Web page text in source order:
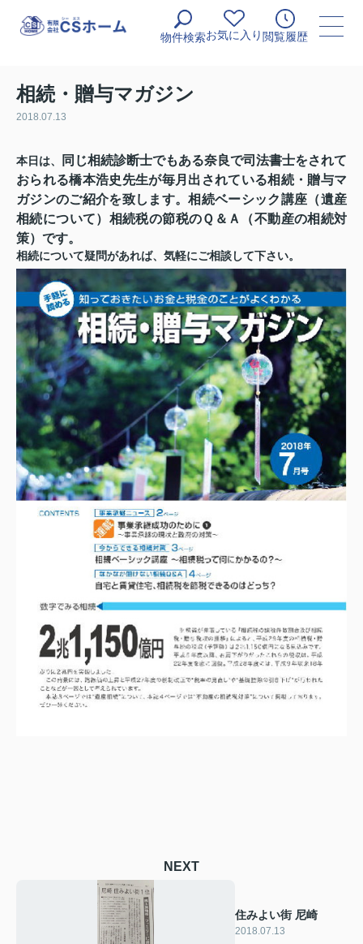
物件検索お気に入り 閲覧履歴
相続・贈与マガジン
2018.07.13
本日は、
同じ相続診断士でもある奈良で司法書士をされて
おられる橋本浩史先生が毎月出されている相続・贈与マ
ガジンのご紹介を致します。相続ベーシック講座（遺産
相続について）相続税の節税のＱ＆Ａ（不動産の相続対
策） です。
相続について疑問があれば、気軽にご相談して下さい。
NEXT
住みよい街 尼崎
2018.07.13